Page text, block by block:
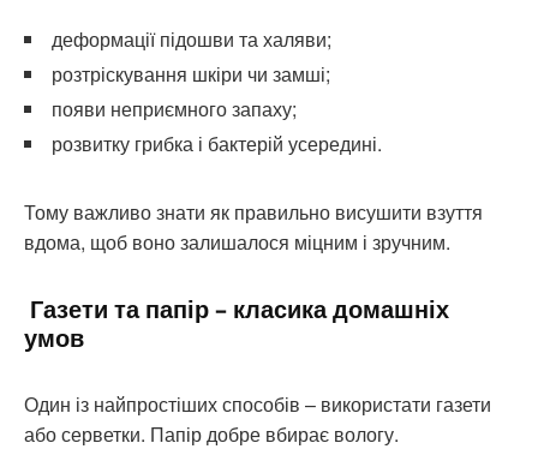
деформації підошви та халяви;
розтріскування шкіри чи замші;
появи неприємного запаху;
розвитку грибка і бактерій усередині.
Тому важливо знати як правильно висушити взуття
вдома, щоб воно залишалося міцним і зручним.
Газети та папір – класика домашніх
умов
Один із найпростіших способів – використати газети
або серветки. Папір добре вбирає вологу.